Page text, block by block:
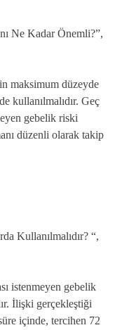
Ne Kadar Önemli?”,
maksimum düzeyde
kullanılmalıdır. Geç
gebelik riski
düzenli olarak takip
Kullanılmalıdır? “,
istenmeyen gebelik
İlişki gerçekleştiği
içinde, tercihen 72